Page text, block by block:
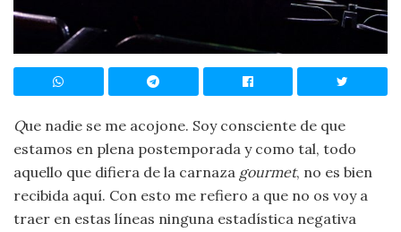
Que nadie se me acojone. Soy consciente de que
estamos en plena postemporada y como tal, todo
aquello que difiera de la carnaza gourmet, no es bien
recibida aquí. Con esto me refiero a que no os voy a
traer en estas líneas ninguna estadística negativa